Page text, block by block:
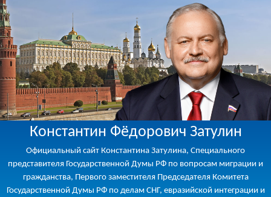
Константин Фёдорович Затулин
Официальный сайт Константина Затулина, Специального
представителя Государственной Думы РФ по вопросам миграции и
гражданства, Первого заместителя Председателя Комитета
Государственной Думы РФ по делам СНГ, евразийской интеграции и